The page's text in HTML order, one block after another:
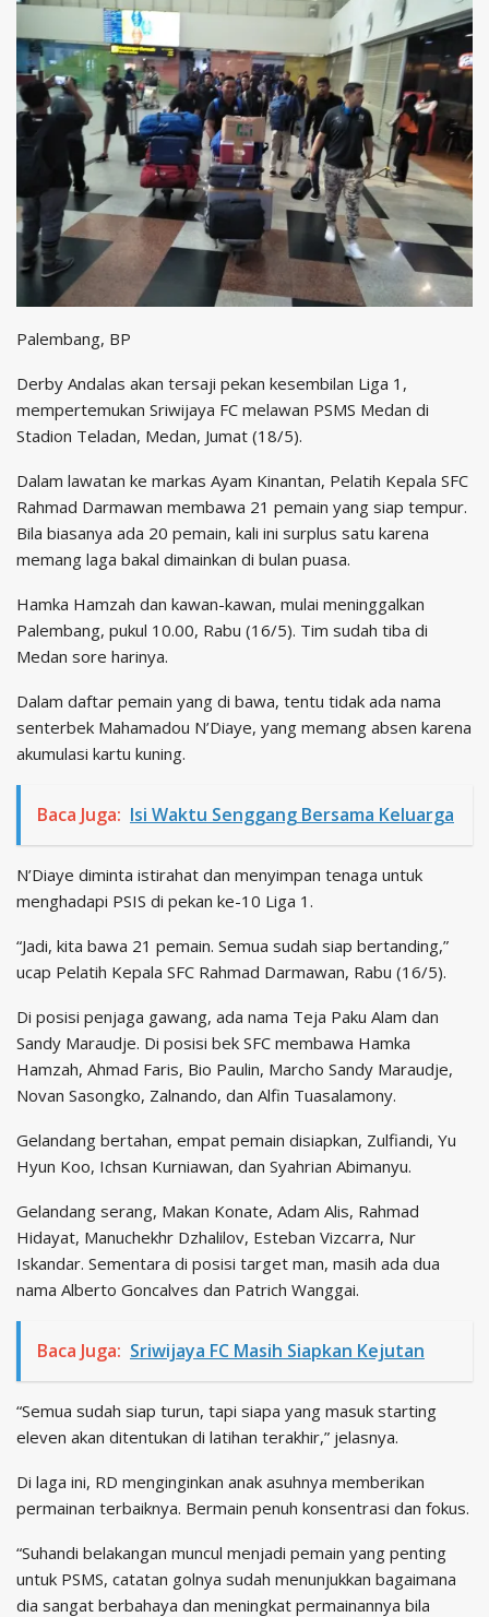
Palembang, BP
Derby Andalas akan tersaji pekan kesembilan Liga 1,
mempertemukan Sriwijaya FC melawan PSMS Medan di
Stadion Teladan, Medan, Jumat (18/5).
Dalam lawatan ke markas Ayam Kinantan, Pelatih Kepala SFC
Rahmad Darmawan membawa 21 pemain yang siap tempur.
Bila biasanya ada 20 pemain, kali ini surplus satu karena
memang laga bakal dimainkan di bulan puasa.
Hamka Hamzah dan kawan-kawan, mulai meninggalkan
Palembang, pukul 10.00, Rabu (16/5). Tim sudah tiba di
Medan sore harinya.
Dalam daftar pemain yang di bawa, tentu tidak ada nama
senterbek Mahamadou N’Diaye, yang memang absen karena
akumulasi kartu kuning.
Baca Juga: Isi Waktu Senggang Bersama Keluarga
N’Diaye diminta istirahat dan menyimpan tenaga untuk
menghadapi PSIS di pekan ke-10 Liga 1.
“Jadi, kita bawa 21 pemain. Semua sudah siap bertanding,”
ucap Pelatih Kepala SFC Rahmad Darmawan, Rabu (16/5).
Di posisi penjaga gawang, ada nama Teja Paku Alam dan
Sandy Maraudje. Di posisi bek SFC membawa Hamka
Hamzah, Ahmad Faris, Bio Paulin, Marcho Sandy Maraudje,
Novan Sasongko, Zalnando, dan Alfin Tuasalamony.
Gelandang bertahan, empat pemain disiapkan, Zulfiandi, Yu
Hyun Koo, Ichsan Kurniawan, dan Syahrian Abimanyu.
Gelandang serang, Makan Konate, Adam Alis, Rahmad
Hidayat, Manuchekhr Dzhalilov, Esteban Vizcarra, Nur
Iskandar. Sementara di posisi target man, masih ada dua
nama Alberto Goncalves dan Patrich Wanggai.
Baca Juga: Sriwijaya FC Masih Siapkan Kejutan
“Semua sudah siap turun, tapi siapa yang masuk starting
eleven akan ditentukan di latihan terakhir,” jelasnya.
Di laga ini, RD menginginkan anak asuhnya memberikan
permainan terbaiknya. Bermain penuh konsentrasi dan fokus.
“Suhandi belakangan muncul menjadi pemain yang penting
untuk PSMS, catatan golnya sudah menunjukkan bagaimana
dia sangat berbahaya dan meningkat permainannya bila